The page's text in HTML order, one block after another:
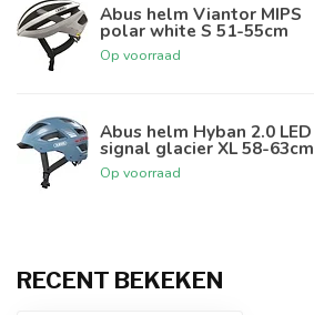
Abus helm Viantor MIPS
polar white S 51-55cm
Op voorraad
Abus helm Hyban 2.0 LED
signal glacier XL 58-63cm
Op voorraad
RECENT BEKEKEN